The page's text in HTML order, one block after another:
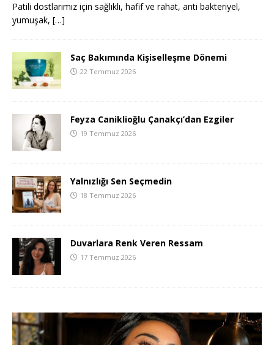
Patili dostlarımız için sağlıklı, hafif ve rahat, anti bakteriyel,
yumuşak, […]
Saç Bakımında Kişiselleşme Dönemi
22 Temmuz 2026
Feyza Caniklioğlu Çanakçı’dan Ezgiler
19 Temmuz 2026
Yalnızlığı Sen Seçmedin
18 Temmuz 2026
Duvarlara Renk Veren Ressam
17 Temmuz 2026